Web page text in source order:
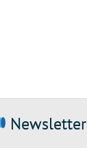
Newsletter